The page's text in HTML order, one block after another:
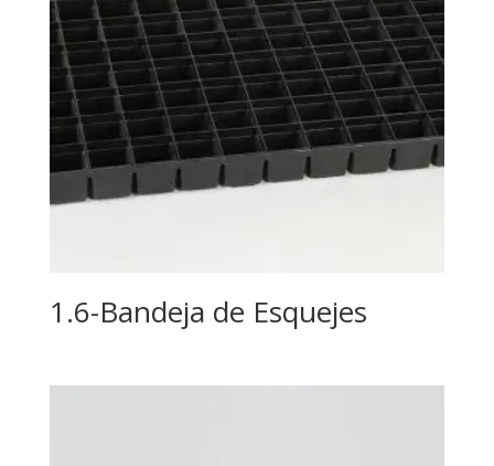
1.6-Bandeja de Esquejes